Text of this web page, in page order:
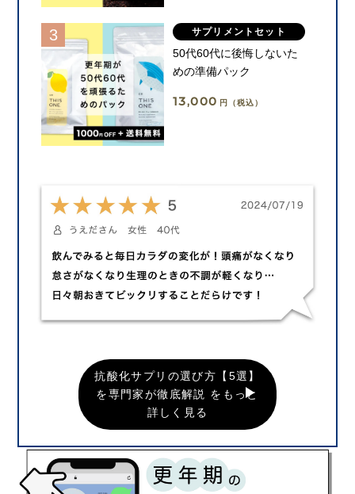
サプリメントセット
50代60代に後悔しないた
めの準備パック
13,000 円（税込）
抗酸化サプリの選び方【5選】
を専門家が徹底解説 をもっと
詳しく見る